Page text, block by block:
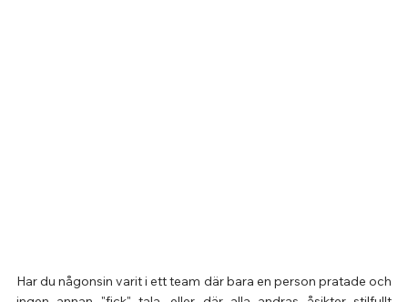
Har du någonsin varit i ett team där bara en person pratade och